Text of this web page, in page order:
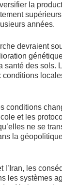
la
années.
devraient
santé des sols.
conditions
et les
ne se
la
l’Iran, les
les systèmes